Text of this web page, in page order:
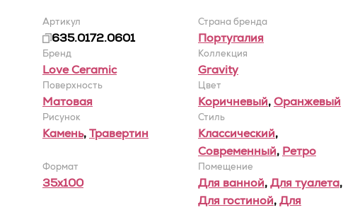
Артикул
635.0172.0601
Страна бренда
Португалия
Бренд
Love Ceramic
Коллекция
Gravity
Поверхность
Матовая
Цвет
Коричневый,Оранжевый
Рисунок
Камень,Травертин
Стиль
Классический,
Современный, Ретро
Формат
35x100
Помещение
Для ванной,Для туалета,
Для гостиной,Для